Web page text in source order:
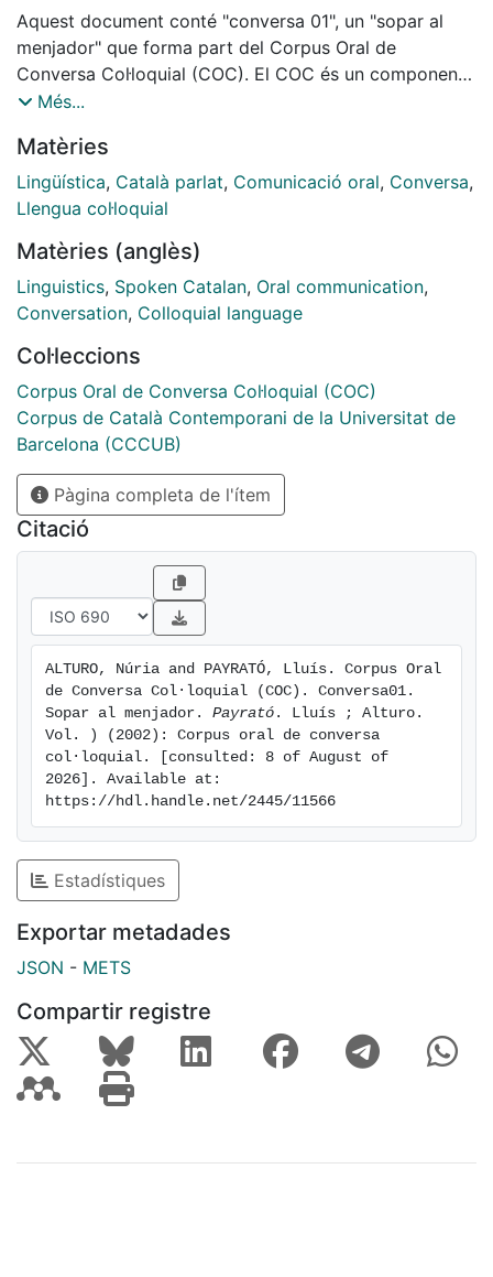
Aquest document conté "conversa 01", un "sopar al
menjador" que forma part del Corpus Oral de
Conversa Col·loquial (COC). El COC és un component
del Corpus de Català Contemporani de la Universitat
catalana oral contemporània que ha estat confegit pel
grup de recerca Grup d'Estudi de la Variació (GEV)
amb la finalitat de contribuir a l'estudi de la variació
Aquest i altres materials del CCCUB són accessibles
directament al Dipòsit Digital de la UB
(http://diposit.ub.edu) o a través del web del CCCUB
Més...
Matèries
Lingüística, Català parlat, Comunicació oral, Conversa,
Llengua col·loquial
Matèries (anglès)
Linguistics, Spoken Catalan, Oral communication,
Conversation, Colloquial language
Col·leccions
Corpus Oral de Conversa Col·loquial (COC)
Corpus de Català Contemporani de la Universitat de
Barcelona (CCCUB)
Pàgina completa de l'ítem
Citació
ALTURO, Núria and PAYRATÓ, Lluís. Corpus Oral
de Conversa Col·loquial (COC). Conversa01.
Sopar al menjador. Payrató . Lluís ; Alturo.
Vol. ) (2002): Corpus oral de conversa
col·loquial. [consulted: 8 of August of
2026]. Available at:
https://hdl.handle.net/2445/11566
Estadístiques
Exportar metadades
JSON - METS
Compartir registre